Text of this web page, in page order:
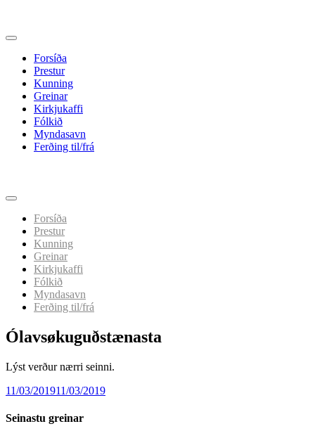
Forsíða
Prestur
Kunning
Greinar
Kirkjukaffi
Fólkið
Myndasavn
Ferðing til/frá
indhold
Forsíða
Prestur
Kunning
Greinar
Kirkjukaffi
Fólkið
Myndasavn
Ferðing til/frá
Ólavsøkuguðstænasta
Lýst verður nærri seinni.
11/03/201911/03/2019
Seinastu greinar